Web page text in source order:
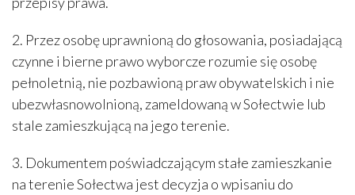
2. Przez osobę uprawnioną do głosowania, posiadającą
czynne i bierne prawo wyborcze rozumie się osobę
pełnoletnią, nie pozbawioną praw obywatelskich i nie
ubezwłasnowolnioną, zameldowaną w Sołectwie lub
stale zamieszkującą na jego terenie.
3. Dokumentem poświadczającym stałe zamieszkanie
na terenie Sołectwa jest decyzja o wpisaniu do